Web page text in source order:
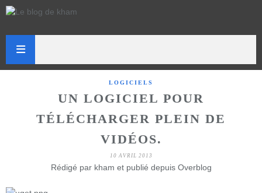
LOGICIELS
UN LOGICIEL POUR
TÉLÉCHARGER PLEIN DE
VIDÉOS.
10 AVRIL 2013
Rédigé par kham et publié depuis Overblog